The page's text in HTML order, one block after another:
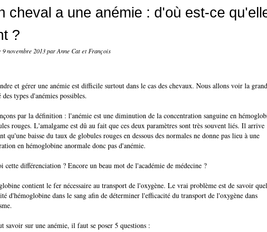
cheval a une anémie : d'où est-ce
?
9 novembre 2013par Anne Cat et François
et gérer une anémie est difficile surtout dans le cas des chevaux. Nous allons voir la
types d'anémies possibles.
par la définition : l'anémie est une diminution de la concentration sanguine en
rouges. L'amalgame est dû au fait que ces deux paramètres sont très souvent liés. Il arrive
qu'une baisse du taux de globules rouges en dessous des normales ne donne pas lieu à une
en hémoglobine anormale donc pas d'anémie.
cette différenciation ? Encore un beau mot de l'académie de médecine ?
contient le fer nécessaire au transport de l'oxygène. Le vrai problème est de savoir
d'hémoglobine dans le sang afin de déterminer l'efficacité du transport de l'oxygène dans
savoir sur une anémie, il faut se poser 5 questions :